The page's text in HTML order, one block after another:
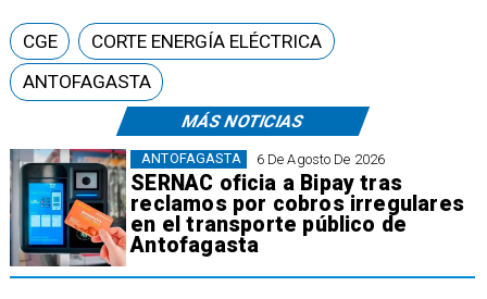
MÁS NOTICIAS
6 De Agosto De 2026
SERNAC oficia a Bipay tras
reclamos por cobros irregulares
en el transporte público de
Antofagasta
ANTOFAGASTA
CGE
CORTE ENERGÍA ELÉCTRICA
ANTOFAGASTA